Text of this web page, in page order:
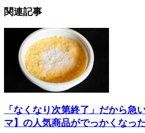
関連記事
「なくなり次第終了」だから急
マ】の人気商品がでっかくなっ